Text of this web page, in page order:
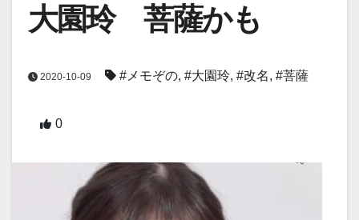
大園玲 菩薩かも
2020-10-09 #メモぞの, #大園玲, #改名, #菩薩
0